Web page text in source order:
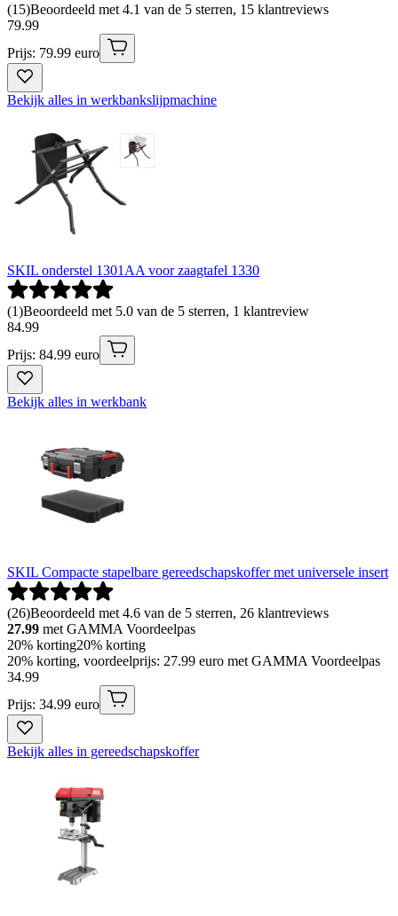
(15)Beoordeeld met 4.1 van de 5 sterren, 15 klantreviews
79.99
Prijs: 79.99 euro
Bekijk alles in werkbankslijpmachine
SKIL onderstel 1301AA voor zaagtafel 1330
(1)Beoordeeld met 5.0 van de 5 sterren, 1 klantreview
84.99
Prijs: 84.99 euro
Bekijk alles in werkbank
SKIL Compacte stapelbare gereedschapskoffer met universele insert
(26)Beoordeeld met 4.6 van de 5 sterren, 26 klantreviews
27.99 met GAMMA Voordeelpas
20% korting20% korting
20% korting, voordeelprijs: 27.99 euro met GAMMA Voordeelpas
34.99
Prijs: 34.99 euro
Bekijk alles in gereedschapskoffer